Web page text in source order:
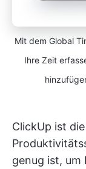
Mit dem Global
Ihre Zeit
ClickUp ist
genug ist, um